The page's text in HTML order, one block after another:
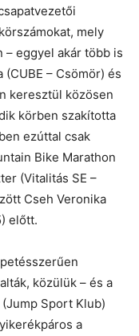
mely
eggyel akár több is
– Csömör) és
keresztül közösen
körben szakította
ezúttal csak
Bike Marathon
(Vitalitás SE –
Cseh Veronika
előtt.
közülük – és a
Sport Klub)
a